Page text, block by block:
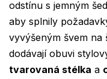
odstínu s jemným
aby splnily
vyvýšeným švem
dodávají obuvi
tvarovaná stélka a